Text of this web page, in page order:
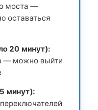
моста —
оставаться
20 минут):
— можно выйти
минут):